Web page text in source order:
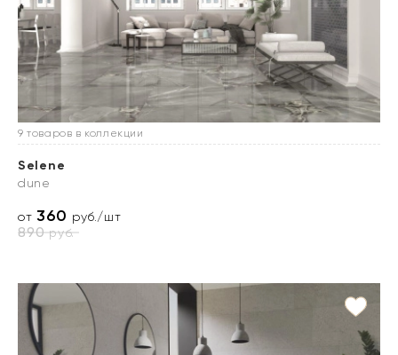
9 товаров в коллекции
Selene
dune
от360 руб./шт
890руб.